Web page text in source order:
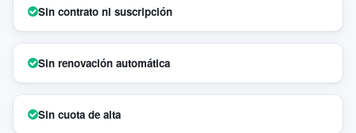
Sin contrato ni suscripción
Sin renovación automática
Sin cuota de alta